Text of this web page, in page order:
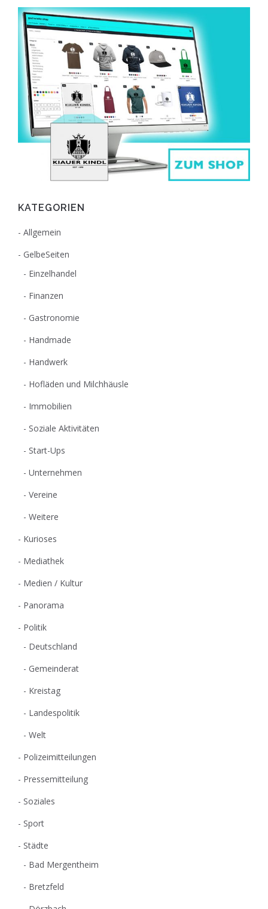
KATEGORIEN
Allgemein
GelbeSeiten
Einzelhandel
Finanzen
Gastronomie
Handmade
Handwerk
Hofläden und Milchhäusle
Immobilien
Soziale Aktivitäten
Start-Ups
Unternehmen
Vereine
Weitere
Kurioses
Mediathek
Medien / Kultur
Panorama
Politik
Deutschland
Gemeinderat
Kreistag
Landespolitik
Welt
Polizeimitteilungen
Pressemitteilung
Soziales
Sport
Städte
Bad Mergentheim
Bretzfeld